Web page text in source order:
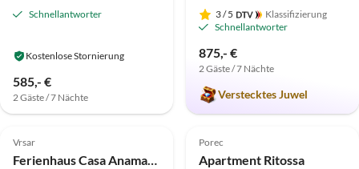
Schnellantworter
Kostenlose Stornierung
585,- €
2 Gäste / 7 Nächte
3/ 5
Klassifizierung
Schnellantworter
875,- €
2 Gäste / 7 Nächte
Verstecktes Juwel
Top-Inserat
5.0 (1)
Vrsar
Ferienhaus Casa Anamaria bei Vrsar
Porec
Apartment Ritossa